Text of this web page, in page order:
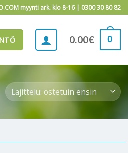
myynti ark. klo 8-16 | 0300 30 80 82
0.00€ 0